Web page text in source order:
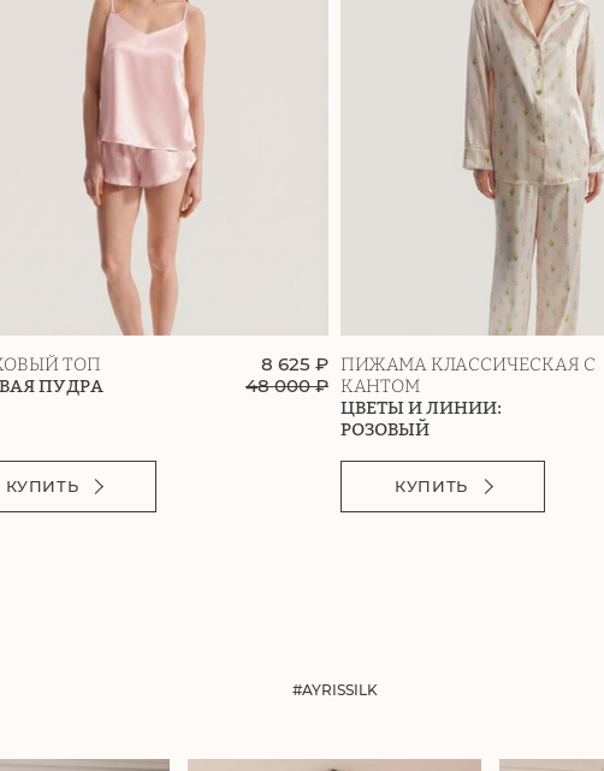
ТОП
ПУДРА
8 625 ₽
48 000₽
КУПИТЬ
ПИЖАМА КЛАССИЧЕСКАЯ С
КАНТОМ
ЦВЕТЫ И ЛИНИИ:
РОЗОВЫЙ
КУПИТЬ
#AYRISSILK